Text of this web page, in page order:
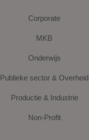
Corporate
MKB
Onderwijs
Publieke sector & Overheid
Productie & Industrie
Non-Profit